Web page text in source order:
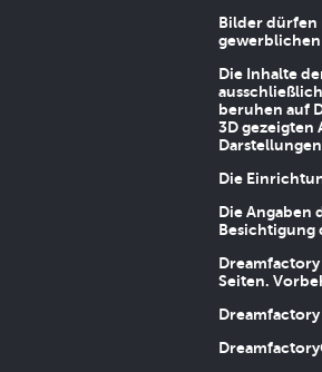
Bilder dürfen
Die Inhalte
beruhen auf
3D gezeigten
Die
Die
Besichtigung
Seiten.